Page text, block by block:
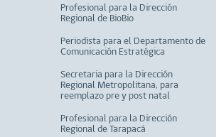
Profesional para la Dirección
Regional de BioBio
Periodista para el Departamento de
Comunicación Estratégica
Secretaria para la Dirección
Regional Metropolitana, para
reemplazo pre y post natal
Profesional para la Dirección
Regional de Tarapacá